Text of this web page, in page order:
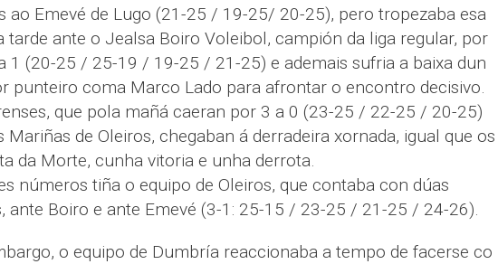
ao Emevé de Lugo (21-25 / 19-25/ 20-25), pero tropezaba esa
tarde ante o Jealsa Boiro Voleibol, campión da liga regular, por
1 (20-25 / 25-19 / 19-25 / 21-25) e ademais sufria a baixa dun
punteiro coma Marco Lado para afrontar o encontro decisivo.
que pola mañá caeran por 3 a 0 (23-25 / 22-25 / 20-25)
Mariñas de Oleiros, chegaban á derradeira xornada, igual que os
da Morte, cunha vitoria e unha derrota.
números tiña o equipo de Oleiros, que contaba con dúas
ante Boiro e ante Emevé (3-1: 25-15 / 23-25 / 21-25 / 24-26).
o equipo de Dumbría reaccionaba a tempo de facerse co